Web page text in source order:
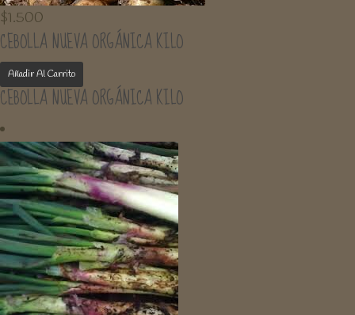
$1.500
CEBOLLA NUEVA ORGÁNICA KILO
Añadir Al Carrito
CEBOLLA NUEVA ORGÁNICA KILO